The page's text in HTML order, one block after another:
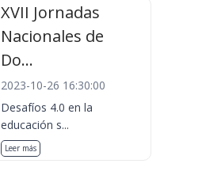
XVII Jornadas
Nacionales de
Do...
2023-10-26 16:30:00
Desafíos 4.0 en la
educación s...
Leer más